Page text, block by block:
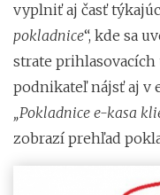
vyplniť aj časť
pokladnice“, kde sa
strate prihlasovacích
podnikateľ nájsť aj v
„Pokladnice e-kasa
zobrazí prehľad